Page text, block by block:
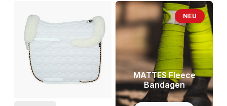
NEU
MATTES Fleece
Bandagen